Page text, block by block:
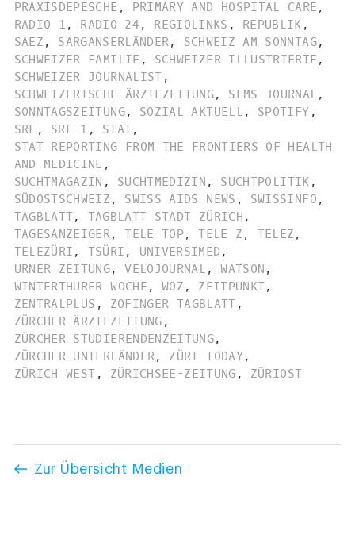
PRAXISDEPESCHE , PRIMARY AND HOSPITAL CARE ,
RADIO 1 , RADIO 24, REGIOLINKS , REPUBLIK ,
SAEZ , SARGANSERLÄNDER, SCHWEIZ AM SONNTAG,
SCHWEIZER FAMILIE , SCHWEIZER ILLUSTRIERTE ,
SCHWEIZER JOURNALIST ,
SCHWEIZERISCHE ÄRZTEZEITUNG, SEMS-JOURNAL ,
SONNTAGSZEITUNG, SOZIAL AKTUELL , SPOTIFY ,
SRF , SRF 1 , STAT,
STAT REPORTING FROM THE FRONTIERS OF HEALTH
AND MEDICINE ,
SUCHTMAGAZIN , SUCHTMEDIZIN , SUCHTPOLITIK ,
SÜDOSTSCHWEIZ , SWISS AIDS NEWS , SWISSINFO ,
TAGBLATT, TAGBLATT STADT ZÜRICH ,
TAGESANZEIGER, TELE TOP, TELE Z , TELEZ ,
TELEZÜRI , TSÜRI , UNIVERSIMED ,
URNER ZEITUNG, VELOJOURNAL , WATSON ,
WINTERTHURER WOCHE , WOZ , ZEITPUNKT,
ZENTRALPLUS , ZOFINGER TAGBLATT ,
ZÜRCHER ÄRZTEZEITUNG ,
ZÜRCHER STUDIERENDENZEITUNG,
ZÜRCHER UNTERLÄNDER, ZÜRI TODAY,
ZÜRICH WEST , ZÜRICHSEE-ZEITUNG , ZÜRIOST
Zur Übersicht Medien